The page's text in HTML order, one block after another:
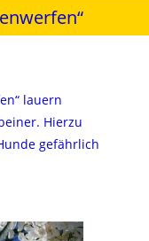
lauern
Hierzu
gefährlich